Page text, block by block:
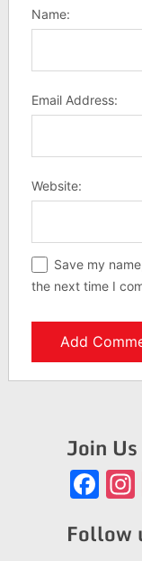
Name:
Email Address:
Website:
Save my
the next time I
Join Us
Follow